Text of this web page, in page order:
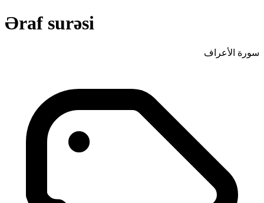
Əraf surəsi
سورة الأعراف